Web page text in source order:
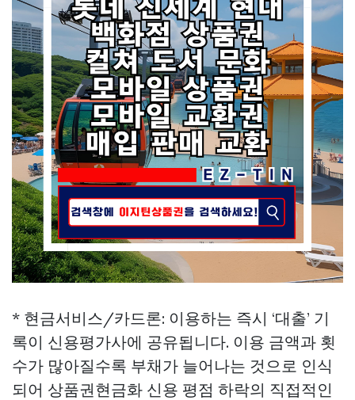
* 현금서비스/카드론: 이용하는 즉시 ‘대출’ 기
록이 신용평가사에 공유됩니다. 이용 금액과 횟
수가 많아질수록 부채가 늘어나는 것으로 인식
되어 상품권현금화 신용 평점 하락의 직접적인